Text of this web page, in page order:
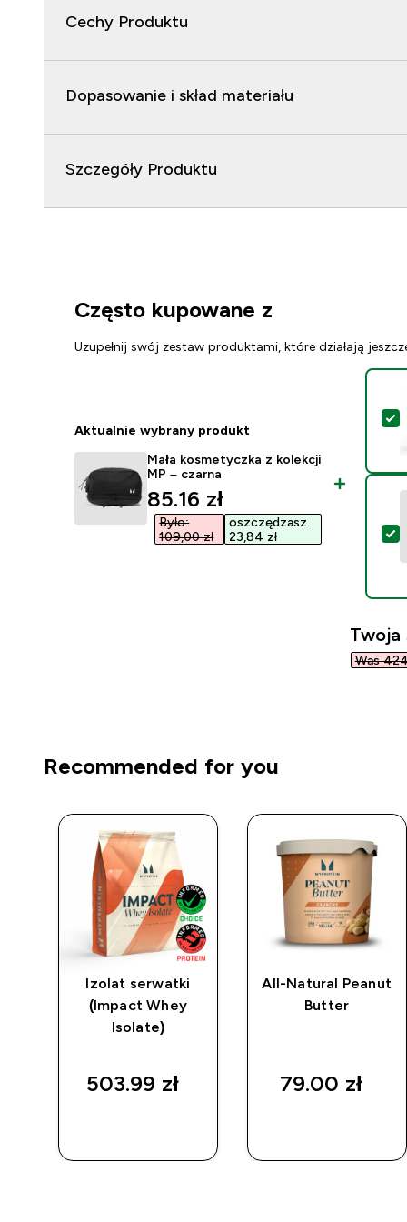
Cechy Produktu
Dopasowanie i skład materiału
Szczegóły Produktu
Często kupowane z
Uzupełnij swój zestaw produktami, które działają
Aktualnie wybrany produkt
Mała kosmetyczka z kolekcji
MP – czarna
discounted price
85.16 zł‎
Było:
109,00 zł‎
oszczędzasz
23,84 zł‎
Twoja
Was
Recommended for you
Izolat serwatki
(Impact Whey
Isolate)
503.99 zł‎
All-Natural Peanut
Butter
79.00 zł‎